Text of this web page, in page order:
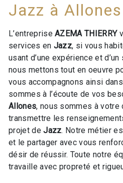
Jazz à Allones
L’entrepriseAZEMA THIERRY
services en Jazz, si vous
usant d’une expérience et
nous mettons tout en oeuvre
vous accompagnons ainsi
sommes à l’écoute de vos
Allones, nous sommes à
transmettre les
projet deJazz. Notre métier
et le partager avec vous
désir de réussir. Toute notre
travaille avec propreté et